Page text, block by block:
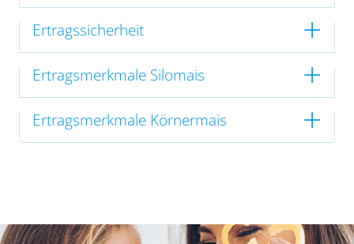
Ertragssicherheit
Ertragsmerkmale Silomais
Ertragsmerkmale Körnermais